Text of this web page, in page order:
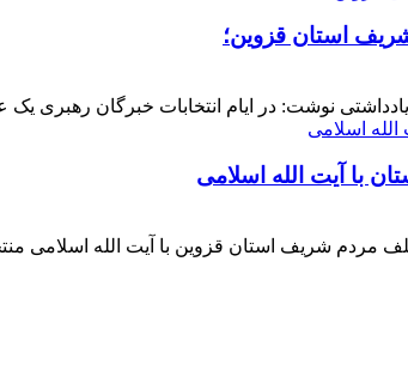
استان قزوین؛
نوشت: در ایام انتخابات خبرگان رهبری
با آیت الله اسلامی
مردم شریف استان قزوین با آیت الله